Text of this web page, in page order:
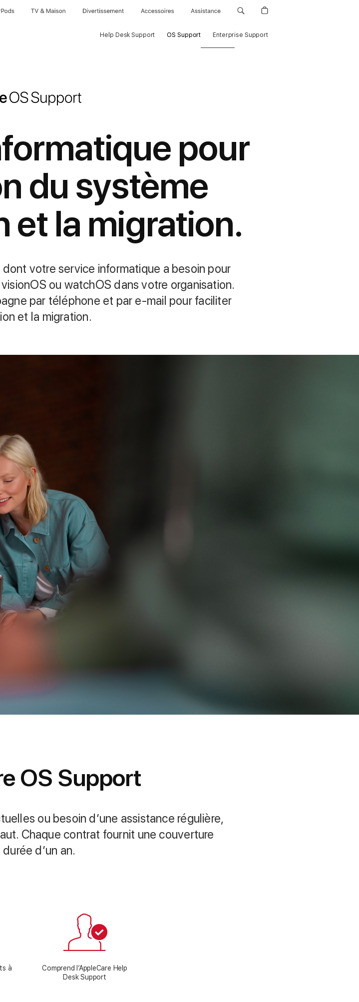
TV & Maison Divertissements Accessoires Assistance
Help Desk Support OS Support Enterprise Support
pour
du système
et la migration.
votre service infor­matique a besoin pour
ou watchOS dans votre organisa­tion.
par téléphone et par e‑mail pour faciliter
et la migration.
OS Support
ou besoin d’une assistance régulière,
Chaque contrat fournit une couverture
durée d’un an.
à
Comprend l’AppleCare Help
Desk Support